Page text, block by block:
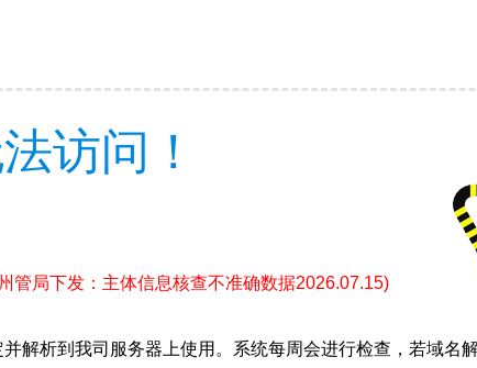
访问！
管局下发：主体信息核查不准确数据2026.07.15)
解析到我司服务器上使用。系统每周会进行检查，若域名